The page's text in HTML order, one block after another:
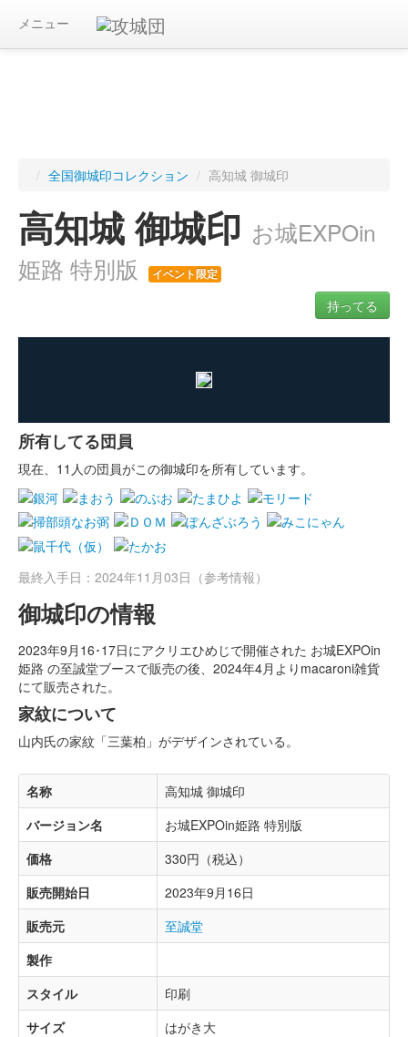
メニュー
/ 全国御城印コレクション / 高知城 御城印
高知城 御城印 お城EXPOin
姫路 特別版
イベント限定
持ってる
所有してる団員
現在、11人の団員がこの御城印を所有しています。
最終入手日：2024年11月03日（参考情報）
御城印の情報
2023年9月16･17日にアクリエひめじで開催された お城EXPOin
姫路 の至誠堂ブースで販売の後、2024年4月よりmacaroni雑貨
にて販売された。
家紋について
山内氏の家紋「三葉柏」がデザインされている。
名称
高知城 御城印
バージョン名
お城EXPOin姫路 特別版
価格
330円（税込）
販売開始日
2023年9月16日
販売元
至誠堂
製作
スタイル
印刷
サイズ
はがき大